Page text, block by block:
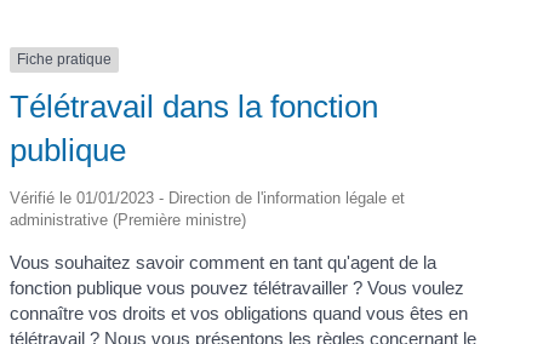
Fiche pratique
Télétravail dans la fonction
publique
Vérifié le 01/01/2023 - Direction de l'information légale et
administrative (Première ministre)
Vous souhaitez savoir comment en tant qu'agent de la
fonction publique vous pouvez télétravailler ? Vous voulez
connaître vos droits et vos obligations quand vous êtes en
télétravail ? Nous vous présentons les règles concernant le